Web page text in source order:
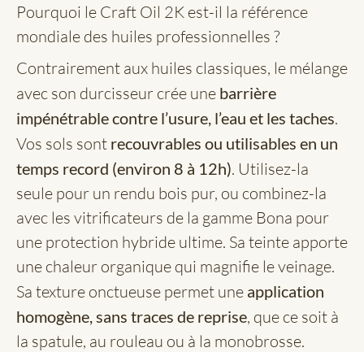
Pourquoi le Craft Oil 2K est-il la référence
mondiale des huiles professionnelles ?
Contrairement aux huiles classiques, le mélange
avec son durcisseur crée une barrière
impénétrable contre l’usure, l’eau et les taches.
Vos sols sont recouvrables ou utilisables en un
temps record (environ 8 à 12h). Utilisez-la
seule pour un rendu bois pur, ou combinez-la
avec les vitrificateurs de la gamme Bona pour
une protection hybride ultime. Sa teinte apporte
une chaleur organique qui magnifie le veinage.
Sa texture onctueuse permet une application
homogène, sans traces de reprise, que ce soit à
la spatule, au rouleau ou à la monobrosse.